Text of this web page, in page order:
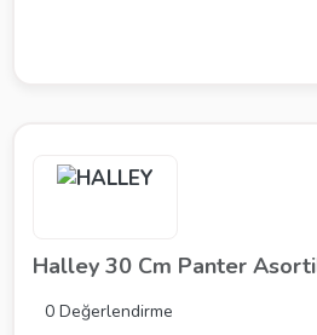
Halley 30 Cm Panter
0 Değerlendirme